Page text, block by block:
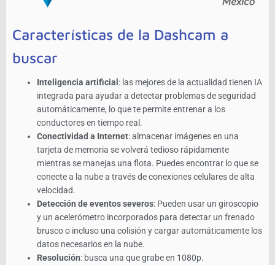
Características de la Dashcam a
buscar
Inteligencia artificial : las mejores de la actualidad tienen IA
integrada para ayudar a detectar problemas de seguridad
automáticamente, lo que te permite entrenar a los
conductores en tiempo real.
Conectividad a Internet: almacenar imágenes en una
tarjeta de memoria se volverá tedioso rápidamente
mientras se manejas una flota. Puedes encontrar lo que se
conecte a la nube a través de conexiones celulares de alta
velocidad.
Detección de eventos severos: Pueden usar un giroscopio
y un acelerómetro incorporados para detectar un frenado
brusco o incluso una colisión y cargar automáticamente los
datos necesarios en la nube.
Resolución: busca una que grabe en 1080p.